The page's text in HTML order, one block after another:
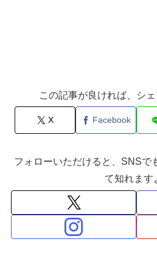
この記事が良ければ、シ
X Facebook
フォローいただけると、SNSで
て知れます